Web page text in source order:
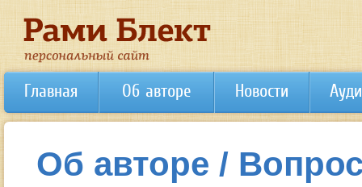
Главная Об авторе Новости
Об авторе /